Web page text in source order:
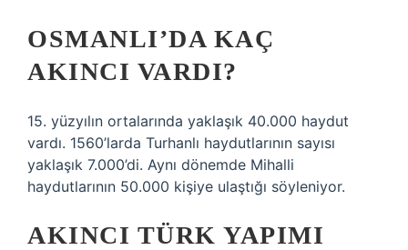
OSMANLI’DA KAÇ
AKINCI VARDI?
15. yüzyılın ortalarında yaklaşık 40.000 haydut
vardı. 1560’larda Turhanlı haydutlarının sayısı
yaklaşık 7.000’di. Aynı dönemde Mihalli
haydutlarının 50.000 kişiye ulaştığı söyleniyor.
AKINCI TÜRK YAPIMI